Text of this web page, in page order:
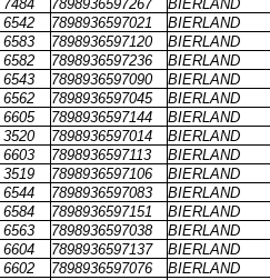
7484
7898936597267 BIERLAND
6542
7898936597021 BIERLAND
6583
7898936597120 BIERLAND
6582
7898936597236 BIERLAND
6543
7898936597090 BIERLAND
6562
7898936597045 BIERLAND
6605
7898936597144 BIERLAND
3520
7898936597014 BIERLAND
6603
7898936597113 BIERLAND
3519
7898936597106 BIERLAND
6544
7898936597083 BIERLAND
6584
7898936597151 BIERLAND
6563
7898936597038 BIERLAND
6604
7898936597137 BIERLAND
6602
7898936597076 BIERLAND